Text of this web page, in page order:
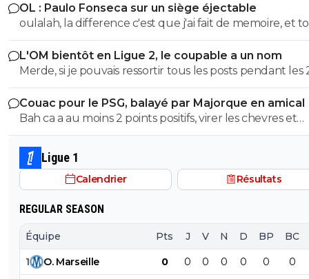
OL : Paulo Fonseca sur un siège éjectable
oulalah, la difference c'est que j'ai fait de memoire, et
été vérifier. 55eme donc 35 au lieu de 25, et 19eme
au lieu de 75, quel mensonge. Avocat, tu serais commis
d'office, un avocat à 2 balles. Et en plus ce n'est pas si
puisqu'au retour il y a eu 7 min de temps additionel
a joué 78 min à 10 Et encore une fois rien a voir de
quand tu dois ne pas encaisser ou que tu dois marquer. Mais
ça tu ne peux pas comprendre puisque tu n'as jamais
pieds sur un terrain
L'OM bientôt en Ligue 2, le coupable a un nom
Merde, si je pouvais ressortir tous les posts pendant les
dernieres années ou je denoncais cet imposteur ... et
insultes de ses groupies qui voulaient me faire avaler sa
semence comme eux ...
Couac pour le PSG, balayé par Majorque en amical
Bah ca a au moins 2 points positifs, virer les chevres et
démeloniser les autres, c’est plutot bien vu.
Ligue 1
Calendrier Résultats
REGULAR SEASON
Équipe Pts J V N D BP BC
1 O. Marseille 0 0 0 0 0 0 0